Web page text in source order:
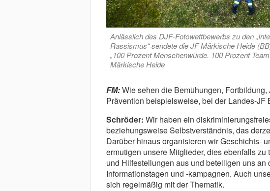
Anlässlich des DJF-Fotowettbewerbs zu den
Rassismus“ sendete die JF Märkische Heide
„100 Prozent Menschenwürde. 100 Prozent
Märkische Heide
FM:Wie sehen die Bemühungen,
Prävention beispielsweise, bei der Landes-JF
Schröder: Wir haben ein
beziehungsweise Selbstverständnis, das
Darüber hinaus organisieren wir Geschichts-
ermutigen unsere Mitglieder, dies ebenfalls
und Hilfestellungen aus und beteiligen uns an
Informationstagen und -kampagnen. Auch
sich regelmäßig mit der Thematik.